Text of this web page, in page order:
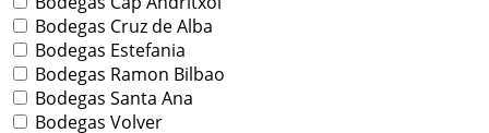
Bodegas Cruz de Alba
Bodegas Estefania
Bodegas Ramon Bilbao
Bodegas Santa Ana
Bodegas Volver